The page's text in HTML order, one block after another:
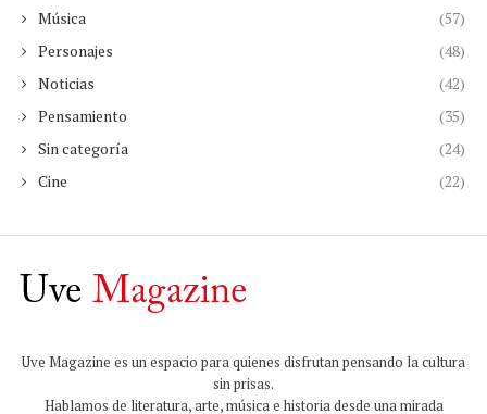
Música
(57)
Personajes
(48)
Noticias
(42)
Pensamiento
(35)
Sin categoría
(24)
Cine
(22)
Uve Magazine es un espacio para quienes disfrutan pensando la cultura
sin prisas.
Hablamos de literatura, arte, música e historia desde una mirada